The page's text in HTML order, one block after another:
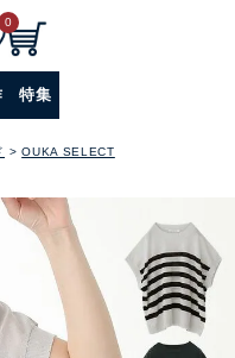
索
0
特集
OUKA SELECT